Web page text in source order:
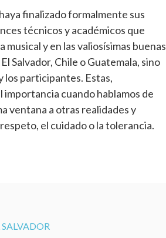
finalizado formalmente sus
técnicos y académicos que
y en las valiosísimas buenas
Salvador, Chile o Guatemala, sino
los participantes. Estas,
importancia cuando hablamos de
ventana a otras realidades y
el cuidado o la tolerancia.
SALVADOR